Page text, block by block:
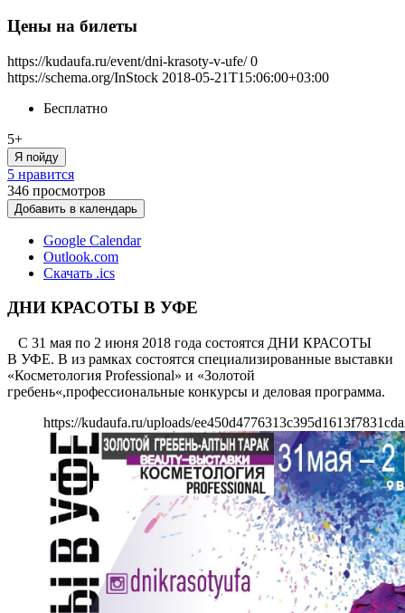
Цены на билеты
https://kudaufa.ru/event/dni-krasoty-v-ufe/ 0
https://schema.org/InStock 2018-05-21T15:06:00+03:00
Бесплатно
5+
Я пойду
5 нравится
346 просмотров
Добавить в календарь
Google Calendar
Outlook.com
Скачать .ics
ДНИ КРАСОТЫ В УФЕ
С 31 мая по 2 июня 2018 года состоятся ДНИ КРАСОТЫ
В УФЕ. В из рамках состоятся специализированные выставки
«Косметология Professional» и «Золотой
гребень«,профессиональные конкурсы и деловая программа.
https://kudaufa.ru/uploads/